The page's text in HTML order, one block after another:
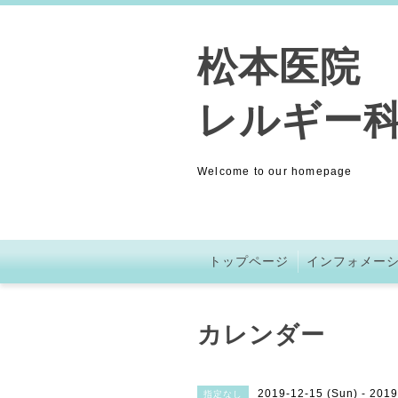
松本医院
レルギー
Welcome to our homepage
トップページ インフォメー
カレンダー
指定なし 2019-12-15 (Sun) -